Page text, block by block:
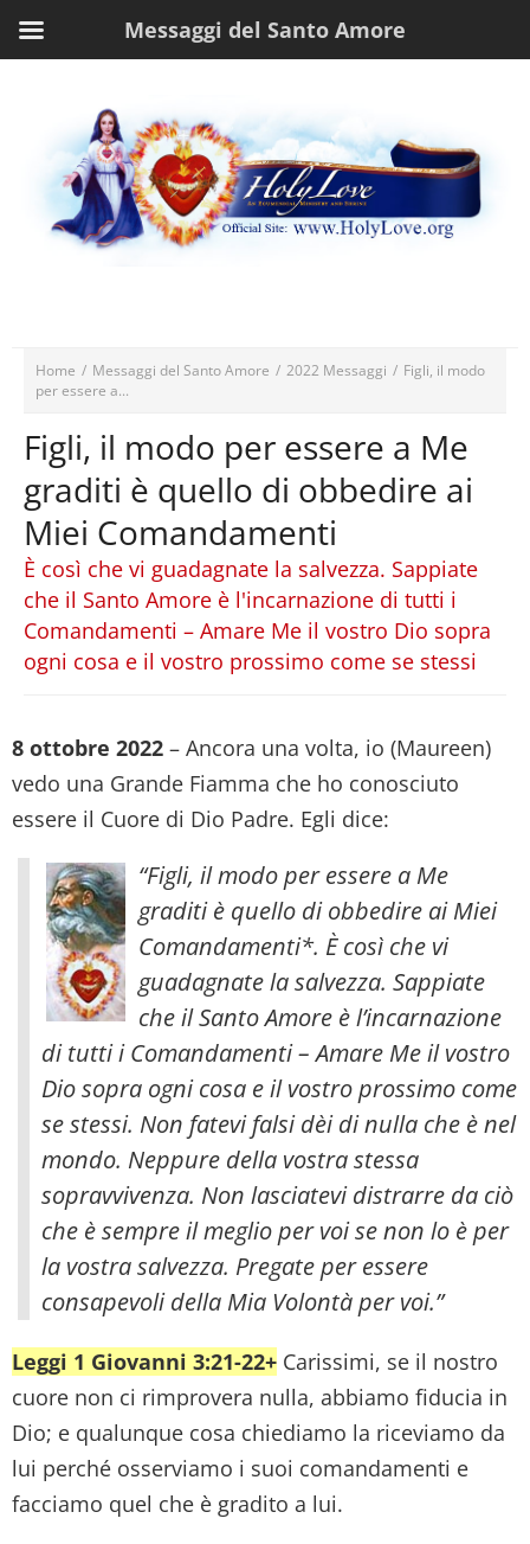
Home / Messaggi del Santo Amore / 2022 Messaggi / Figli, il modo
per essere a...
Figli, il modo per essere a Me
graditi è quello di obbedire ai
Miei Comandamenti
È così che vi guadagnate la salvezza. Sappiate
che il Santo Amore è l'incarnazione di tutti i
Comandamenti – Amare Me il vostro Dio sopra
ogni cosa e il vostro prossimo come se stessi
8 ottobre 2022 – Ancora una volta, io (Maureen)
vedo una Grande Fiamma che ho conosciuto
essere il Cuore di Dio Padre. Egli dice:
“Figli, il modo per essere a Me
graditi è quello di obbedire ai Miei
Comandamenti*. È così che vi
guadagnate la salvezza. Sappiate
che il Santo Amore è l’incarnazione
di tutti i Comandamenti – Amare Me il vostro
Dio sopra ogni cosa e il vostro prossimo come
se stessi. Non fatevi falsi dèi di nulla che è nel
mondo. Neppure della vostra stessa
sopravvivenza. Non lasciatevi distrarre da ciò
che è sempre il meglio per voi se non lo è per
la vostra salvezza. Pregate per essere
consapevoli della Mia Volontà per voi.”
Leggi 1 Giovanni 3:21-22+ Carissimi, se il nostro
cuore non ci rimprovera nulla, abbiamo fiducia in
Dio; e qualunque cosa chiediamo la riceviamo da
lui perché osserviamo i suoi comandamenti e
facciamo quel che è gradito a lui.
Messaggi del Santo Amore